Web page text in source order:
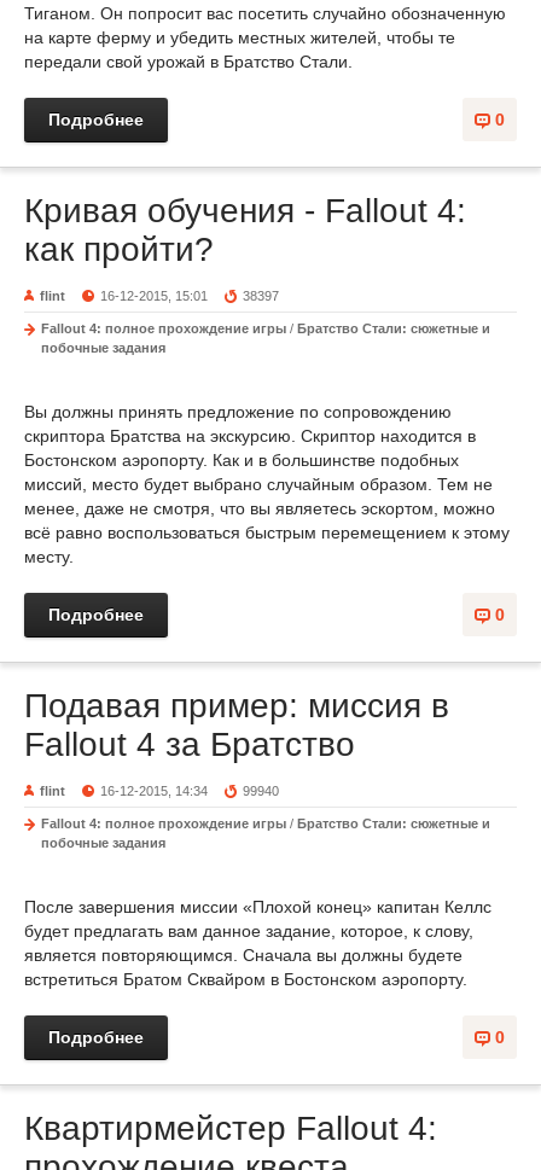
Тиганом. Он попросит вас посетить случайно обозначенную
на карте ферму и убедить местных жителей, чтобы те
передали свой урожай в Братство Стали.
0
Подробнее
Кривая обучения - Fallout 4:
как пройти?
flint 16-12-2015, 15:01 38397
Fallout 4: полное прохождение игры / Братство Стали: сюжетные и
побочные задания
Вы должны принять предложение по сопровождению
скриптора Братства на экскурсию. Скриптор находится в
Бостонском аэропорту. Как и в большинстве подобных
миссий, место будет выбрано случайным образом. Тем не
менее, даже не смотря, что вы являетесь эскортом, можно
всё равно воспользоваться быстрым перемещением к этому
месту.
0
Подробнее
Подавая пример: миссия в
Fallout 4 за Братство
flint 16-12-2015, 14:34 99940
Fallout 4: полное прохождение игры / Братство Стали: сюжетные и
побочные задания
После завершения миссии «Плохой конец» капитан Келлс
будет предлагать вам данное задание, которое, к слову,
является повторяющимся. Сначала вы должны будете
встретиться Братом Сквайром в Бостонском аэропорту.
0
Подробнее
Квартирмейстер Fallout 4: